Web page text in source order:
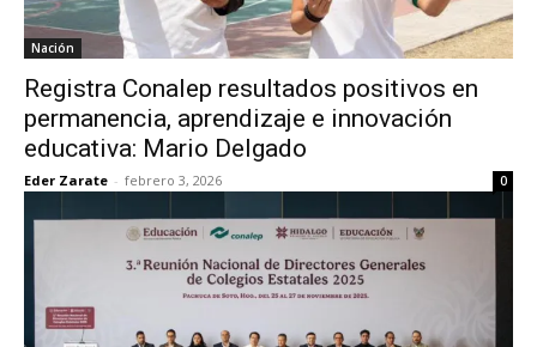
Nación
Registra Conalep resultados positivos en
permanencia, aprendizaje e innovación
educativa: Mario Delgado
Eder Zarate - febrero 3, 2026 0